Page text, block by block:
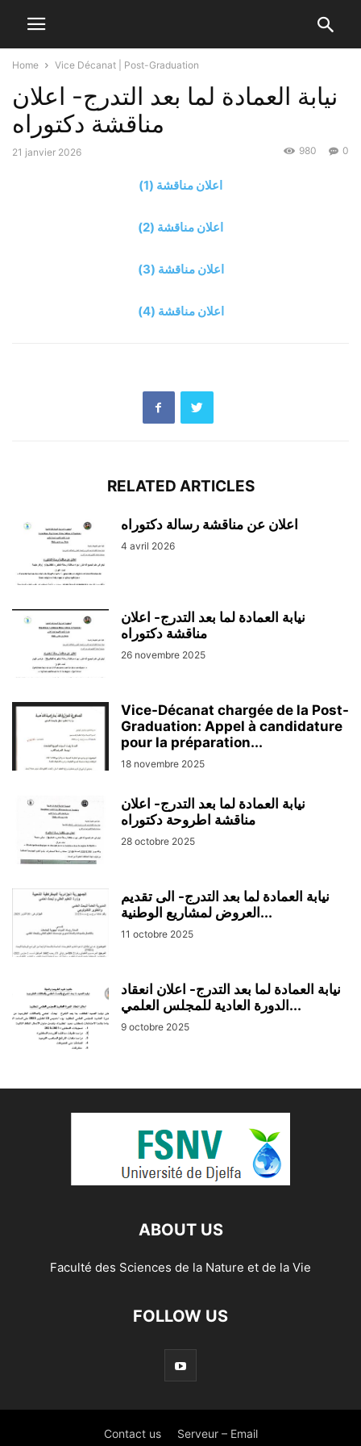
Home Vice Décanat | Post-Graduation
نيابة العمادة لما بعد التدرج- اعلان
مناقشة دكتوراه
21 janvier 2026 0
980
اعلان مناقشة (1)
اعلان مناقشة (2)
اعلان مناقشة (3)
اعلان مناقشة (4)
RELATED ARTICLES
اعلان عن مناقشة رسالة دكتوراه
4 avril 2026
نيابة العمادة لما بعد التدرج- اعلان
مناقشة دكتوراه
26 novembre 2025
Vice-Décanat chargée de la Post-
Graduation: Appel à candidature
pour la préparation...
18 novembre 2025
نيابة العمادة لما بعد التدرج- اعلان
مناقشة اطروحة دكتوراه
28 octobre 2025
نيابة العمادة لما بعد التدرج- الى تقديم
العروض لمشاريع الوطنية...
11 octobre 2025
نيابة العمادة لما بعد التدرج- اعلان انعقاد
الدورة العادية للمجلس العلمي...
9 octobre 2025
ABOUT US
Faculté des Sciences de la Nature et de la Vie
FOLLOW US
Contact us Serveur – Email